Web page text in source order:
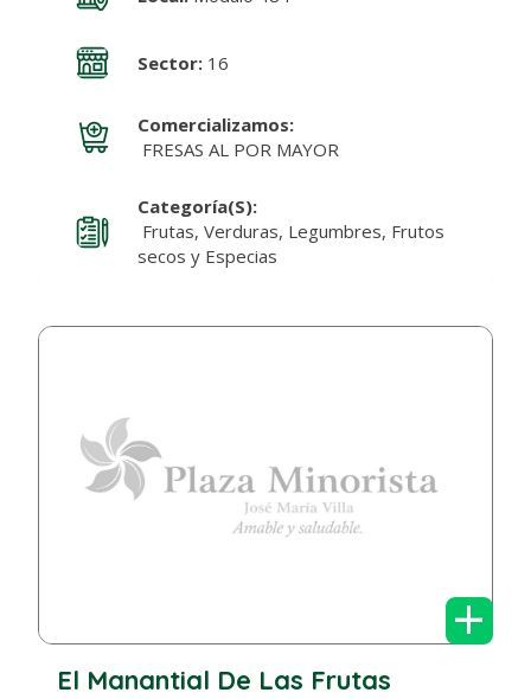
Sector:16
Comercializamos:
FRESAS AL POR MAYOR
Categoría(s):
Frutas, Verduras, Legumbres, Frutos
secos y Especias
+
El Manantial De Las Frutas